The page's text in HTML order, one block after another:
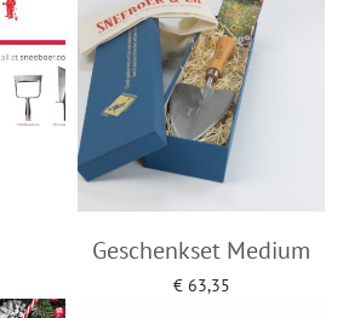
Geschenkset Medium
€63,35